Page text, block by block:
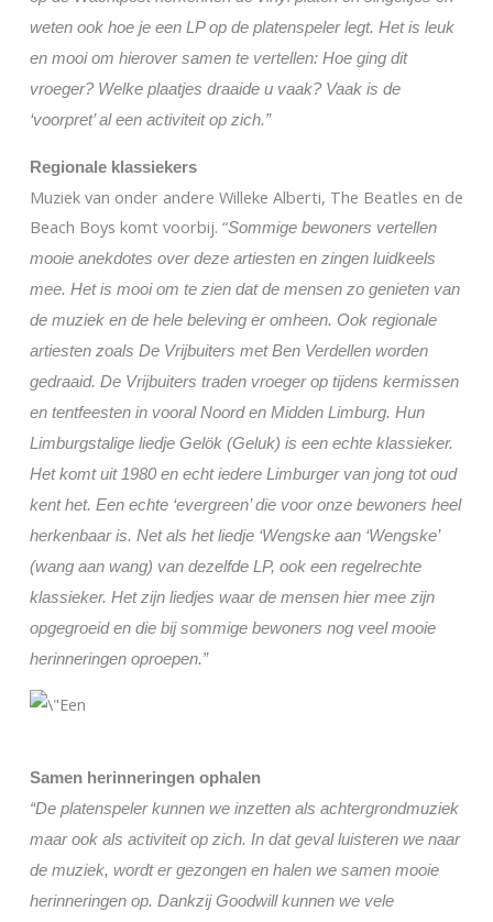
weten ook hoe je een LP op de platenspeler legt. Het is leuk
en mooi om hierover samen te vertellen: Hoe ging dit
vroeger? Welke plaatjes draaide u vaak? Vaak is de
‘voorpret’ al een activiteit op zich.”
Regionale klassiekers
Muziek van onder andere Willeke Alberti, The Beatles en de
Beach Boys komt voorbij. “Sommige bewoners vertellen
mooie anekdotes over deze artiesten en zingen luidkeels
mee. Het is mooi om te zien dat de mensen zo genieten van
de muziek en de hele beleving er omheen. Ook regionale
artiesten zoals De Vrijbuiters met Ben Verdellen worden
gedraaid. De Vrijbuiters traden vroeger op tijdens kermissen
en tentfeesten in vooral Noord en Midden Limburg. Hun
Limburgstalige liedje Gelök (Geluk) is een echte klassieker.
Het komt uit 1980 en echt iedere Limburger van jong tot oud
kent het. Een echte ‘evergreen’ die voor onze bewoners heel
herkenbaar is. Net als het liedje ‘Wengske aan ‘Wengske’
(wang aan wang) van dezelfde LP, ook een regelrechte
klassieker. Het zijn liedjes waar de mensen hier mee zijn
opgegroeid en die bij sommige bewoners nog veel mooie
herinneringen oproepen.”
Samen herinneringen ophalen
“De platenspeler kunnen we inzetten als achtergrondmuziek
maar ook als activiteit op zich. In dat geval luisteren we naar
de muziek, wordt er gezongen en halen we samen mooie
herinneringen op. Dankzij Goodwill kunnen we vele